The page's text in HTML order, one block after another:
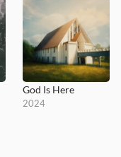
God Is Here
2024